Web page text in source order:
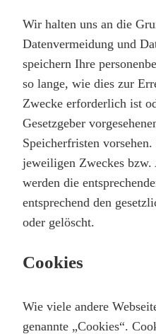
Wir halten uns an die
Datenvermeidung und
speichern Ihre
so lange, wie dies zur
Zwecke erforderlich ist
Gesetzgeber
Speicherfristen
jeweiligen Zweckes bzw.
werden die
entsprechend den
oder gelöscht.
Cookies
Wie viele andere
genannte „Cookies“.